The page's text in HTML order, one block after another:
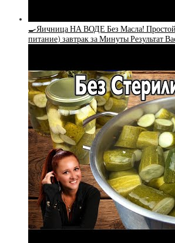
🍳Яичница НА ВОДЕ Без Масла!
питание) завтрак за Минуты Результат